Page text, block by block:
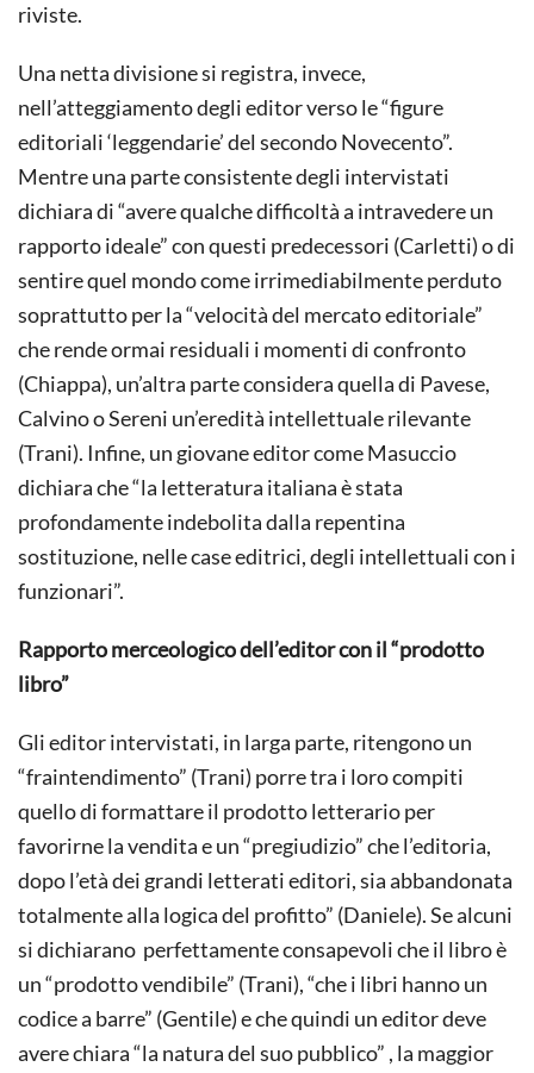
riviste.
Una netta divisione si registra, invece,
nell’atteggiamento degli editor verso le “figure
editoriali ‘leggendarie’ del secondo Novecento”.
Mentre una parte consistente degli intervistati
dichiara di “avere qualche difficoltà a intravedere un
rapporto ideale” con questi predecessori (Carletti) o di
sentire quel mondo come irrimediabilmente perduto
soprattutto per la “velocità del mercato editoriale”
che rende ormai residuali i momenti di confronto
(Chiappa), un’altra parte considera quella di Pavese,
Calvino o Sereni un’eredità intellettuale rilevante
(Trani). Infine, un giovane editor come Masuccio
dichiara che “la letteratura italiana è stata
profondamente indebolita dalla repentina
sostituzione, nelle case editrici, degli intellettuali con i
funzionari”.
Rapporto merceologico dell’editor con il “prodotto
libro”
Gli editor intervistati, in larga parte, ritengono un
“fraintendimento” (Trani) porre tra i loro compiti
quello di formattare il prodotto letterario per
favorirne la vendita e un “pregiudizio” che l’editoria,
dopo l’età dei grandi letterati editori, sia abbandonata
totalmente alla logica del profitto” (Daniele). Se alcuni
si dichiarano perfettamente consapevoli che il libro è
un “prodotto vendibile” (Trani), “che i libri hanno un
codice a barre” (Gentile) e che quindi un editor deve
avere chiara “la natura del suo pubblico” , la maggior